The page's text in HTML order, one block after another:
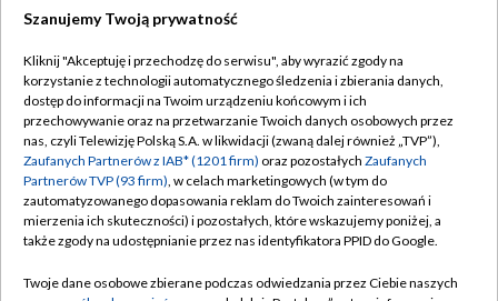
TVP
Abonament TVP
Emisja w TVP
Centrum informacji TVP
Naziemna Telewizja Cyfrowa
Regulamin TVP
Polityka prywatności
Moje zgody
Pomoc
Szanujemy Twoją prywatność
Kliknij "Akceptuję i przechodzę do serwisu", aby wyrazić zgody na
korzystanie z technologii automatycznego śledzenia i zbierania danych,
dostęp do informacji na Twoim urządzeniu końcowym i ich
przechowywanie oraz na przetwarzanie Twoich danych osobowych przez
nas, czyli Telewizję Polską S.A. w likwidacji (zwaną dalej również „TVP”),
Zaufanych Partnerów z IAB* (1201 firm) oraz pozostałych Zaufanych
Partnerów TVP (93 firm), w celach marketingowych (w tym do
zautomatyzowanego dopasowania reklam do Twoich zainteresowań i
mierzenia ich skuteczności) i pozostałych, które wskazujemy poniżej, a
także zgody na udostępnianie przez nas identyfikatora PPID do Google.
Twoje dane osobowe zbierane podczas odwiedzania przez Ciebie naszych